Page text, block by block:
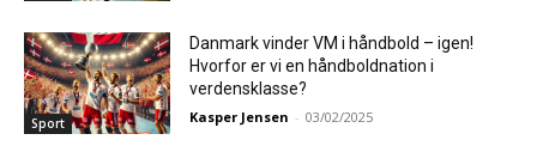
Sport
Danmark vinder VM i håndbold – igen!
Hvorfor er vi en håndboldnation i
verdensklasse?
Kasper Jensen - 03/02/2025